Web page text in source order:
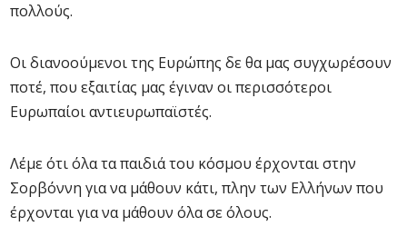
πολλούς.
Οι διανοούμενοι της Ευρώπης δε θα μας συγχωρέσουν
ποτέ, που εξαιτίας μας έγιναν οι περισσότεροι
Ευρωπαίοι αντιευρωπαϊστές.
Λέμε ότι όλα τα παιδιά του κόσμου έρχονται στην
Σορβόννη για να μάθουν κάτι, πλην των Ελλήνων που
έρχονται για να μάθουν όλα σε όλους.